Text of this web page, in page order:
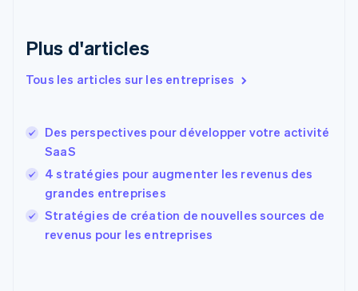
Plus d'articles
Tous les articles sur les entreprises
Des perspectives pour développer votre activité
SaaS
4 stratégies pour augmenter les revenus des
grandes entreprises
Stratégies de création de nouvelles sources de
revenus pour les entreprises
English
Espagne
États-Unis
English
Finlande
English Svenska
France
FrançaisEnglish
Gibraltar